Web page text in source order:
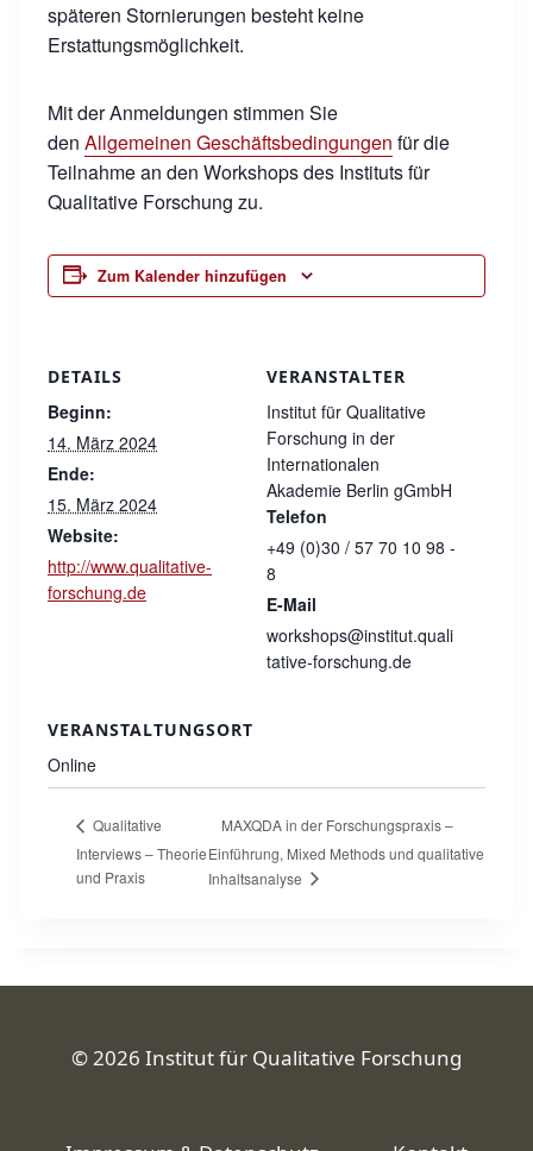
späteren Stornierungen besteht keine
Erstattungsmöglichkeit.
Mit der Anmeldungen stimmen Sie
den Allgemeinen Geschäftsbedingungen für die
Teilnahme an den Workshops des Instituts für
Qualitative Forschung zu.
Zum Kalender hinzufügen
DETAILS
Beginn:
14. März 2024
Ende:
15. März 2024
Website:
http://www.qualitative-
forschung.de
VERANSTALTER
Institut für Qualitative
Forschung in der
Internationalen
Akademie Berlin gGmbH
Telefon
+49 (0)30 / 57 70 10 98 -
8
E-Mail
workshops@institut.quali
tative-forschung.de
VERANSTALTUNGSORT
Online
Qualitative
Interviews – Theorie
und Praxis
MAXQDA in der Forschungspraxis –
Einführung, Mixed Methods und qualitative
Inhaltsanalyse
© 2026 Institut für Qualitative Forschung